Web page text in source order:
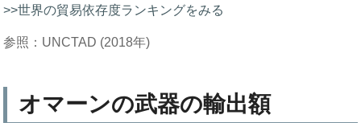
>>世界の貿易依存度ランキングをみる
参照：UNCTAD (2018年)
オマーンの武器の輸出額